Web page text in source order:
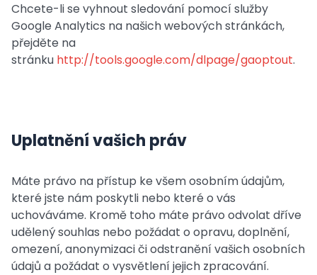
Chcete-li se vyhnout sledování pomocí služby
Google Analytics na našich webových stránkách,
přejděte na
stránku http://tools.google.com/dlpage/gaoptout.
Uplatnění vašich práv
Máte právo na přístup ke všem osobním údajům,
které jste nám poskytli nebo které o vás
uchováváme. Kromě toho máte právo odvolat dříve
udělený souhlas nebo požádat o opravu, doplnění,
omezení, anonymizaci či odstranění vašich osobních
údajů a požádat o vysvětlení jejich zpracování.